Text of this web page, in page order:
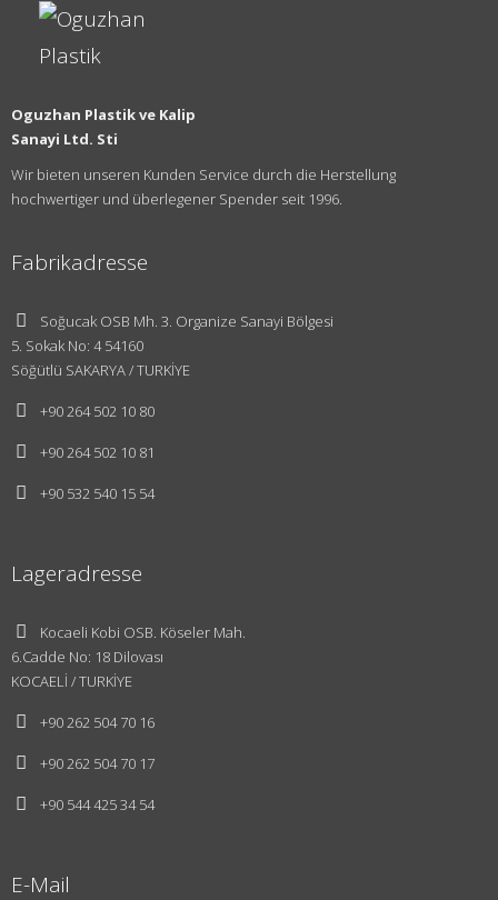
Oguzhan Plastik ve Kalip
Sanayi Ltd. Sti
Wir bieten unseren Kunden Service durch die Herstellung
hochwertiger und überlegener Spender seit 1996.
Fabrikadresse
Soğucak OSB Mh. 3. Organize Sanayi Bölgesi
5. Sokak No: 4 54160
Söğütlü SAKARYA / TURKİYE
+90 264 502 10 80
+90 264 502 10 81
+90 532 540 15 54
Lageradresse
Kocaeli Kobi OSB. Köseler Mah.
6.Cadde No: 18 Dilovası
KOCAELİ / TURKİYE
+90 262 504 70 16
+90 262 504 70 17
+90 544 425 34 54
E-Mail